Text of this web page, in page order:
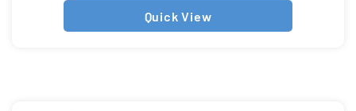
Quick View